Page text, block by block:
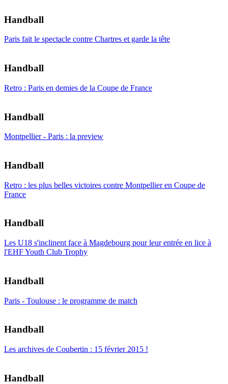
Handball
Paris fait le spectacle contre Chartres et garde la tête
Handball
Retro : Paris en demies de la Coupe de France
Handball
Montpellier - Paris : la preview
Handball
Retro : les plus belles victoires contre Montpellier en Coupe de
France
Handball
Les U18 s'inclinent face à Magdebourg pour leur entrée en lice à
l'EHF Youth Club Trophy
Handball
Paris - Toulouse : le programme de match
Handball
Les archives de Coubertin : 15 février 2015 !
Handball